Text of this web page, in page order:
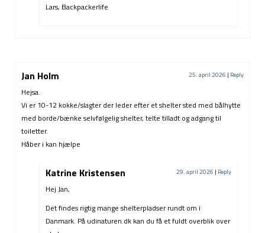
Lars, Backpackerlife
Jan Holm 25. april 2026 | Reply
Hejsa.
Vi er 10-12 kokke/slagter der leder efter et shelter sted med bålhytte
med borde/bænke selvfølgelig shelter, telte tilladt og adgang til
toiletter.
Håber i kan hjælpe
Katrine Kristensen 29. april 2026 | Reply
Hej Jan,
Det findes rigtig mange shelterpladser rundt om i
Danmark. På udinaturen.dk kan du få et fuldt overblik over